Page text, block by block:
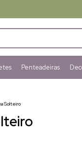
Penteadeiras
Solteiro